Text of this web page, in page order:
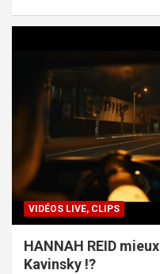
VIDÉOS LIVE, CLIPS
HANNAH REID
Kavinsky !?